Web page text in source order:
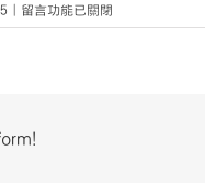
在
〈5〉
留言功能已關閉